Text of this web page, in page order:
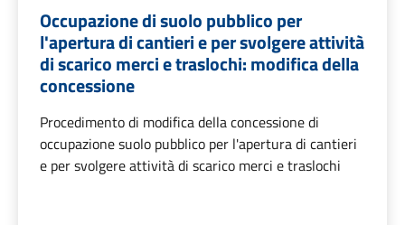
Occupazione di suolo pubblico per
l'apertura di cantieri e per svolgere attività
di scarico merci e traslochi: modifica della
concessione
Procedimento di modifica della concessione di
occupazione suolo pubblico per l'apertura di cantieri
e per svolgere attività di scarico merci e traslochi